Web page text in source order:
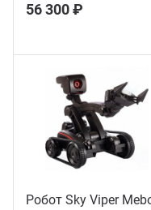
56 300 ₽
Робот Sky Viper